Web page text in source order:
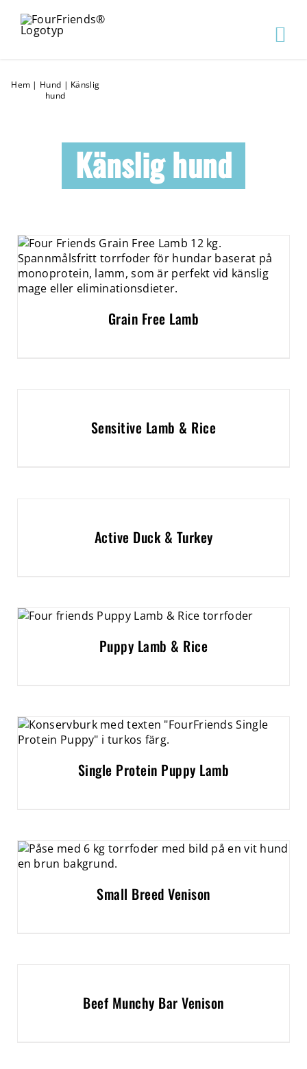
Hem | Hund | Känslig
hund
Känslig hund
Grain Free Lamb
Sensitive Lamb & Rice
Active Duck & Turkey
Puppy Lamb & Rice
Single Protein Puppy Lamb
Small Breed Venison
Beef Munchy Bar Venison